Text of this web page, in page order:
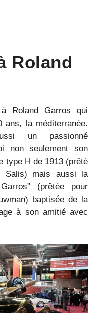
Roland
Roland Garros qui
la méditerranée.
un passionné
non seulement son
type H de 1913 (prêté
Salis) mais aussi la
(prêtée pour
baptisée de la
à son amitié avec